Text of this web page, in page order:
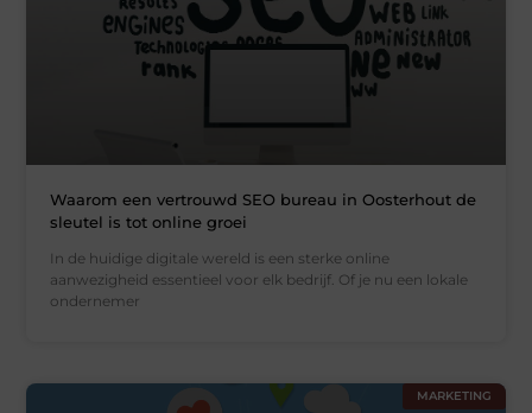
Waarom een vertrouwd SEO bureau in Oosterhout de
sleutel is tot online groei
In de huidige digitale wereld is een sterke online
aanwezigheid essentieel voor elk bedrijf. Of je nu een lokale
ondernemer
MARKETING